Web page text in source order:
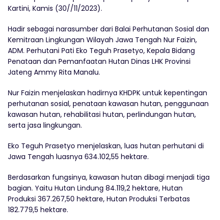
Kartini, Kamis (30//11/2023).
Hadir sebagai narasumber dari Balai Perhutanan Sosial dan
Kemitraan Lingkungan Wilayah Jawa Tengah Nur Faizin,
ADM. Perhutani Pati Eko Teguh Prasetyo, Kepala Bidang
Penataan dan Pemanfaatan Hutan Dinas LHK Provinsi
Jateng Ammy Rita Manalu.
Nur Faizin menjelaskan hadirnya KHDPK untuk kepentingan
perhutanan sosial, penataan kawasan hutan, penggunaan
kawasan hutan, rehabilitasi hutan, perlindungan hutan,
serta jasa lingkungan.
Eko Teguh Prasetyo menjelaskan, luas hutan perhutani di
Jawa Tengah luasnya 634.102,55 hektare.
Berdasarkan fungsinya, kawasan hutan dibagi menjadi tiga
bagian. Yaitu Hutan Lindung 84.119,2 hektare, Hutan
Produksi 367.267,50 hektare, Hutan Produksi Terbatas
182.779,5 hektare.